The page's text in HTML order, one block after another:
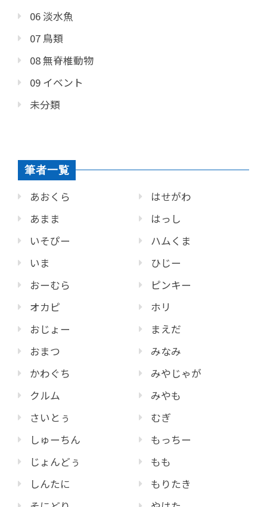
06 淡水魚
07 鳥類
08 無脊椎動物
09 イベント
未分類
筆者一覧
あおくら
あまま
いそぴー
いま
おーむら
オカピ
おじょー
おまつ
かわぐち
クルム
さいとぅ
しゅーちん
じょんどぅ
しんたに
はせがわ
はっし
ハムくま
ひじー
ピンキー
ホリ
まえだ
みなみ
みやじゃが
みやも
むぎ
もっちー
もも
もりたき